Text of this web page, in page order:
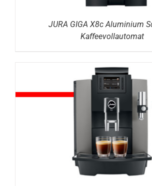
JURA GIGA X8c Aluminium
Kaffeevollautomat
DETAILS